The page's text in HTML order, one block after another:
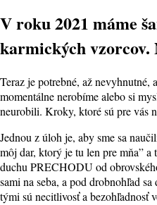
V roku 2021 máme
karmických vzorcov.
Teraz je potrebné, až
momentálne nerobíme alebo si
neurobili. Kroky, ktoré sú pre vás
Jednou z úloh je, aby sme sa
môj dar, ktorý je tu len pre mňa”
duchu PRECHODU od
sami na seba, a pod drobnohľad
tými sú necitlivosť a bezohľadnosť